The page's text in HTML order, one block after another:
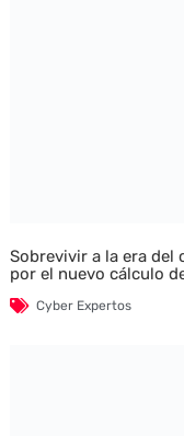
Sobrevivir a la era del
por el nuevo cálculo
Cyber Expertos